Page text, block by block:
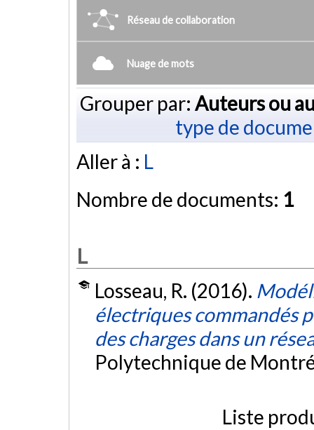
Réseau de collaboration
Nuage de mots
Grouper par: Auteurs ou
type de
Aller à : L
Nombre de documents: 1
L
Losseau, R. (2016).
électriques commandés
des charges dans un
Polytechnique de
Liste